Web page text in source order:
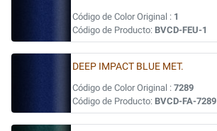
Código de Color Original : 1
Código de Producto: BVCD-FEU-1
DEEP IMPACT BLUE MET.
Código de Color Original : 7289
Código de Producto: BVCD-FA-7289